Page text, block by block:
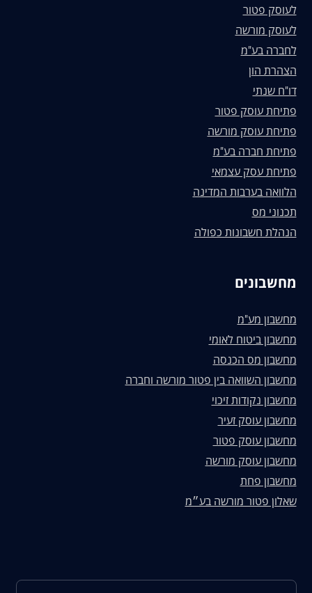
לעוסק פטור
לעוסק מורשה
לחברה בע"מ
הצהרת הון
דו"ח שנתי
פתיחת עוסק פטור
פתיחת עוסק מורשה
פתיחת חברה בע"מ
פתיחת עסק עצמאי
הלוואה בערבות המדינה
תכנוני מס
הנהלת חשבונות כפולה
מחשבונים
מחשבון מע"מ
מחשבון ביטוח לאומי
מחשבון מס הכנסה
מחשבון השוואה בין פטור מורשה וחברה
מחשבון נקודות זיכוי
מחשבון עוסק זעיר
מחשבון עוסק פטור
מחשבון עוסק מורשה
מחשבון פחת
שאלון פטור מורשה בע״מ